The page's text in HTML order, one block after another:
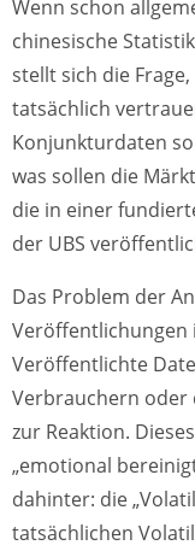
Wenn schon
chinesische
stellt sich die
tatsächlich
Konjunkturdaten
was sollen die
die in einer
der UBS
Das Problem der
Veröffentlichungen
Veröffentlichte
Verbrauchern oder
zur Reaktion.
„emotional
dahinter: die
tatsächlichen